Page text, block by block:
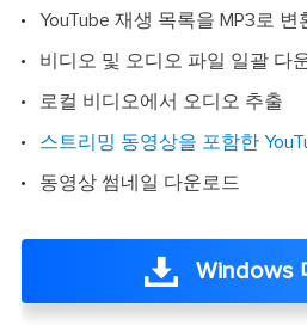
YouTube 재생 목록을 MP3로 변
비디오 및 오디오 파일 일괄 다
로컬 비디오에서 오디오 추출
스트리밍 동영상을 포함한
동영상 썸네일 다운로드
Windows